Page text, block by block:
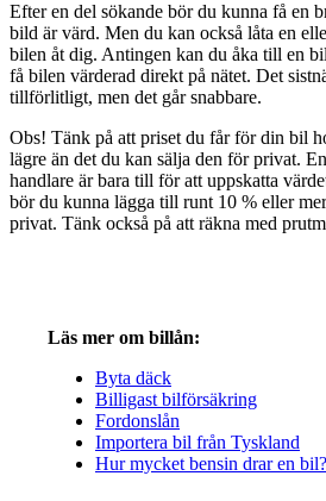
Efter en del sökande bör du kunna få en
bild är värd. Men du kan också låta en
bilen åt dig. Antingen kan du åka till en
få bilen värderad direkt på nätet. Det
tillförlitligt, men det går snabbare.
Obs! Tänk på att priset du får för din bil
lägre än det du kan sälja den för privat.
handlare är bara till för att uppskatta
bör du kunna lägga till runt 10 % eller
privat. Tänk också på att räkna med
Läs mer om billån:
Byta däck
Billigast bilförsäkring
Fordonslån
Importera bil från Tyskland
Hur mycket bensin drar en bil?